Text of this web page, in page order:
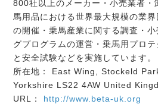
800社以上のメーカー・小売業者・
馬用品における世界最大規模の業
の開催・乗馬産業に関する調査・
グプログラムの運営・乗馬用プロ
と安全試験などを実施しています。
所在地： East Wing, Stockeld
Yorkshire LS22 4AW United
URL： http://www.beta-uk.org